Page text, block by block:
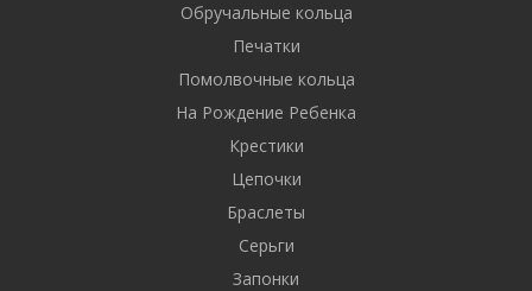
Обручальные кольца
Печатки
Помолвочные кольца
На Рождение Ребенка
Крестики
Цепочки
Браслеты
Серьги
Запонки